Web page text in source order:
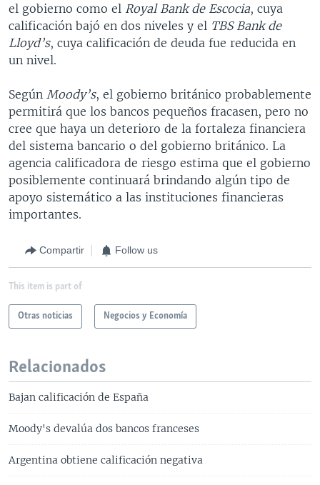
el gobierno como el Royal Bank de Escocia, cuya
calificación bajó en dos niveles y el TBS Bank de
Lloyd’s, cuya calificación de deuda fue reducida en
un nivel.
Según Moody’s, el gobierno británico probablemente
permitirá que los bancos pequeños fracasen, pero no
cree que haya un deterioro de la fortaleza financiera
del sistema bancario o del gobierno británico. La
agencia calificadora de riesgo estima que el gobierno
posiblemente continuará brindando algún tipo de
apoyo sistemático a las instituciones financieras
importantes.
Compartir Follow us
This item is part of
Otras noticias Negocios y Economía
Relacionados
Bajan calificación de España
Moody's devalúa dos bancos franceses
Argentina obtiene calificación negativa